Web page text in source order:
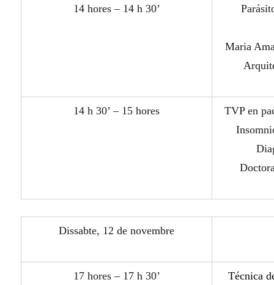
14 hores – 14 h 30’
Maria
14 h 30’ – 15 hores
TVP en
Dissabte, 12 de novembre
17 hores – 17 h 30’
Técnica